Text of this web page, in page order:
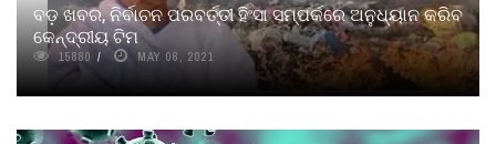
ବଡ଼ ଖବର, ନିର୍ବାଚନ ପରବର୍ତ୍ତୀ ହିଂସା ସମ୍ପର୍କରେ ଅନୁଧ୍ୟାନ କରିବ
କେନ୍ଦ୍ରୀୟ ଟିମ
15880 MAY 06, 2021